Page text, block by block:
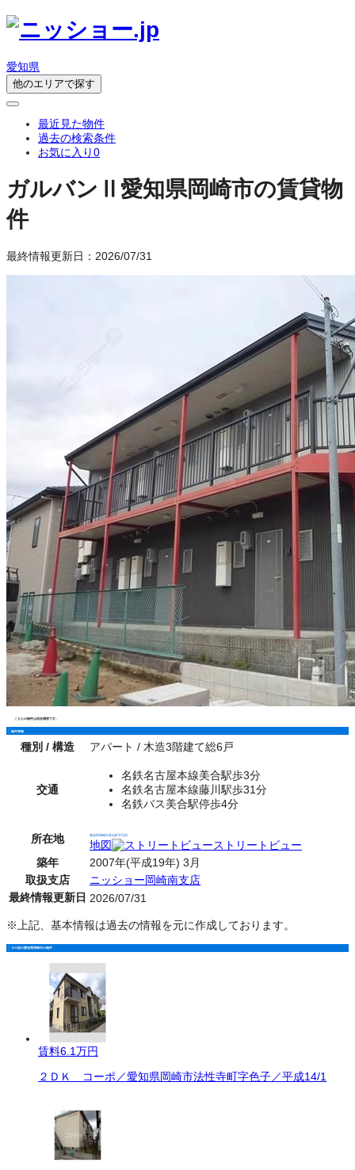
愛知県
他のエリアで探す
最近見た物件
過去の検索条件
お気に入り0
ガルバンⅡ 愛知県岡崎市の賃貸物
件
最終情報更新日：2026/07/31
こちらの物件は現在満室です。
物件情報
種別 / 構造 アパート / 木造3階建て総6戸
交通
名鉄名古屋本線美合駅歩3分
名鉄名古屋本線藤川駅歩31分
名鉄バス美合駅停歩4分
所在地 愛知県岡崎市美合町字生田
地図
ストリートビュー
築年
2007年(平成19年) 3月
取扱支店
ニッショー岡崎南支店
最終情報更新日 2026/07/31
※上記、基本情報は過去の情報を元に作成しております。
その他の愛知県岡崎市の物件
賃料6.1万円
２ＤＫ コーポ／愛知県岡崎市法性寺町字色子／平成14/1